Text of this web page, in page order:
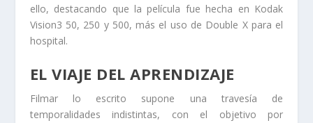
ello, destacando que la película fue hecha en Kodak
Vision3 50, 250 y 500, más el uso de Double X para el
hospital.
EL VIAJE DEL APRENDIZAJE
Filmar lo escrito supone una travesía de
temporalidades indistintas, con el objetivo por